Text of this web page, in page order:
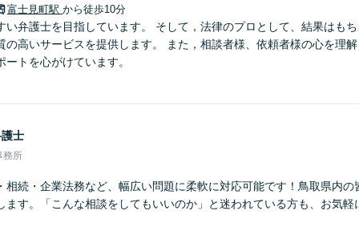
富士見町駅 から徒歩10分
い弁護士を目指しています。 そして，法律のプロとして、結果はも
の高いサービスを提供します。 また，相談者様、依頼者様の心を理
トを心がけています。
士
務所
相続・企業法務など、幅広い問題に柔軟に対応可能です！鳥取県内の
ます。「こんな相談をしてもいいのか」と迷われている方も、お気軽